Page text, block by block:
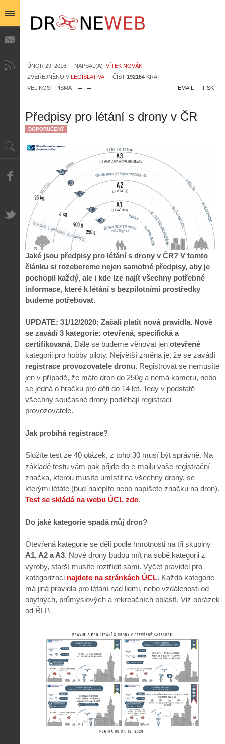
ÚNOR 29, 2016 NAPSAL(A) VÍTEK NOVÁK
ZVEŘEJNĚNO V LEGISLATIVA ČÍST 192164 KRÁT
VELIKOST PÍSMA
TISK
EMAIL
Předpisy pro létání s drony v ČR
DOPORUČENÝ
Jaké jsou předpisy pro létání s drony v ČR? V tomto
článku si rozebereme nejen samotné předpisy, aby je
pochopil každý, ale i kde lze najít všechny potřebné
informace, které k létání s bezpilotními prostředky
budeme potřebovat.
UPDATE: 31/12/2020: Začali platit nová pravidla. Nově
se zavádí 3 kategorie: otevřená, specifická a
certifikovaná. Dále se budeme věnovat jen otevřené
kategorii pro hobby piloty. Největší změna je, že se zavádí
registrace provozovatele dronu. Registrovat se nemusíte
jen v případě, že máte dron do 250g a nemá kameru, nebo
se jedná o hračku pro děti do 14 let. Tedy v podstatě
všechny současné drony podléhají registraci
provozovatele.
Jak probíhá registrace?
Složíte test ze 40 otázek, z toho 30 musí být správně. Na
základě testu vám pak přijde do e-mailu vaše registrační
značka, kterou musíte umístit na všechny drony, se
kterými létáte (buď nalepíte nebo napíšete značku na dron).
Test se skládá na webu ÚCL zde.
Do jaké kategorie spadá můj dron?
Otevřená kategorie se dělí podle hmotnosti na tři skupiny
A1, A2 a A3. Nové drony budou mít na sobě kategorii z
výroby, starší musíte roztřídit sami. Výčet pravidel pro
kategorizaci najdete na stránkách ÚCL. Každá kategorie
má jiná pravidla pro létání nad lidmi, nebo vzdálenosti od
obytných, průmyslových a rekreačních oblastí. Viz obrázek
od ŘLP.